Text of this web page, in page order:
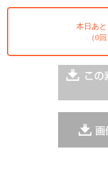
本日あと
（0